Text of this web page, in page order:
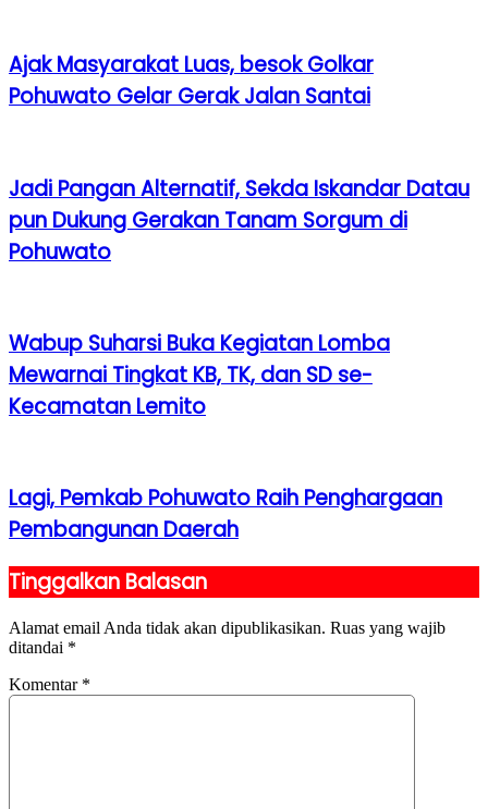
Ajak Masyarakat Luas, besok Golkar
Pohuwato Gelar Gerak Jalan Santai
Jadi Pangan Alternatif, Sekda Iskandar Datau
pun Dukung Gerakan Tanam Sorgum di
Pohuwato
Wabup Suharsi Buka Kegiatan Lomba
Mewarnai Tingkat KB, TK, dan SD se-
Kecamatan Lemito
Lagi, Pemkab Pohuwato Raih Penghargaan
Pembangunan Daerah
Tinggalkan Balasan
Alamat email Anda tidak akan dipublikasikan. Ruas yang wajib
ditandai *
Komentar *